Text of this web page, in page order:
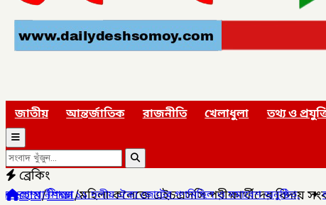
জাতীয় আন্তর্জাতিক রাজনীতি খেলাধুলা তথ্য ও
ব্রেকিং
ঐক্য জোটের গণমিছিল ও সমাবেশ অনুষ্ঠিত,✦লালমনিরহাটের কালীগঞ্জে
হোম/শিক্ষা/মহিলা কলেজে এইচএসসি পরীক্ষার্থীদের বিদায়